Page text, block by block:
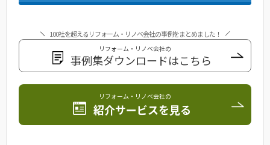
100社を超えるリフォーム・リノベ会社の事例をまとめました！
リフォーム・リノベ会社の
事例集ダウンロードはこちら
リフォーム・リノベ会社の
紹介サービスを見る